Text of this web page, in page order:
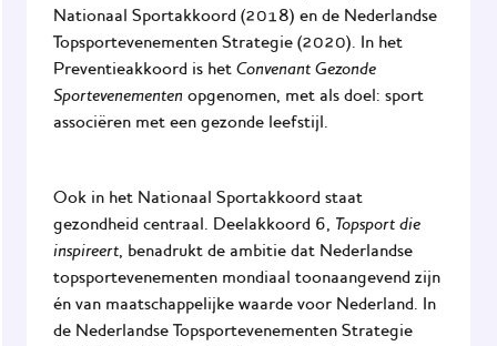
Nationaal Sportakkoord (2018) en de Nederlandse
Topsportevenementen Strategie (2020). In het
Preventieakkoord is het Convenant Gezonde
Sportevenementen opgenomen, met als doel: sport
associëren met een gezonde leefstijl.
Ook in het Nationaal Sportakkoord staat
gezondheid centraal. Deelakkoord 6, Topsport die
inspireert, benadrukt de ambitie dat Nederlandse
topsportevenementen mondiaal toonaangevend zijn
én van maatschappelijke waarde voor Nederland. In
de Nederlandse Topsportevenementen Strategie
Praktijkvoorbeelden
Impact
JOGG
ondersteuning
Nieuws
Agenda